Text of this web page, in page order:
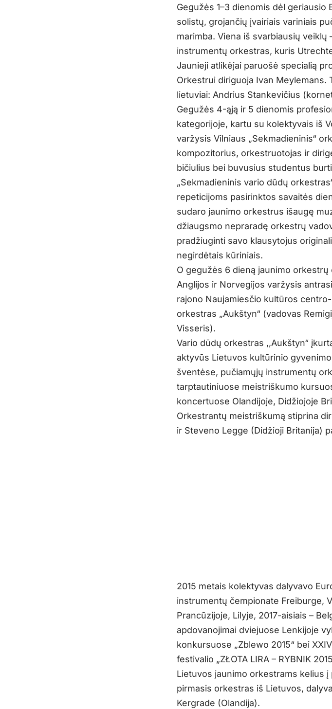
Gegužės 1–3 dienomis dėl
solistų, grojančių įvairiais variniais
marimba. Viena iš svarbiausių veiklų
instrumentų orkestras, kuris
Jaunieji atlikėjai paruošė specialią
Orkestrui diriguoja Ivan Meylemans.
lietuviai: Andrius Stankevičius
Gegužės 4-ąją ir 5 dienomis
kategorijoje, kartu su kolektyvais iš
varžysis Vilniaus „Sekmadieninis“
kompozitorius, orkestruotojas ir
bičiulius bei buvusius studentus
„Sekmadieninis vario dūdų
repeticijoms pasirinktos savaitės
sudaro jaunimo orkestrus išaugę
džiaugsmo nepraradę orkestrų
pradžiuginti savo klausytojus
negirdėtais kūriniais.
O gegužės 6 dieną jaunimo
Anglijos ir Norvegijos varžysis
rajono Naujamiesčio kultūros
orkestras „Aukštyn“ (vadovas
Visseris).
Vario dūdų orkestras ,,Aukštyn“
aktyvūs Lietuvos kultūrinio
šventėse, pučiamųjų instrumentų
tarptautiniuose meistriškumo
koncertuose Olandijoje, Didžiojoje
Orkestrantų meistriškumą stiprina
ir Steveno Legge (Didžioji Britanija)
2015 metais kolektyvas dalyvavo
instrumentų čempionate Freiburge,
Prancūzijoje, Lilyje, 2017-aisiais –
apdovanojimai dviejuose Lenkijoje
konkursuose „Zblewo 2015“ bei
festivalio „ZŁOTA LIRA – RYBNIK
Lietuvos jaunimo orkestrams kelius
pirmasis orkestras iš Lietuvos,
Kergrade (Olandija).